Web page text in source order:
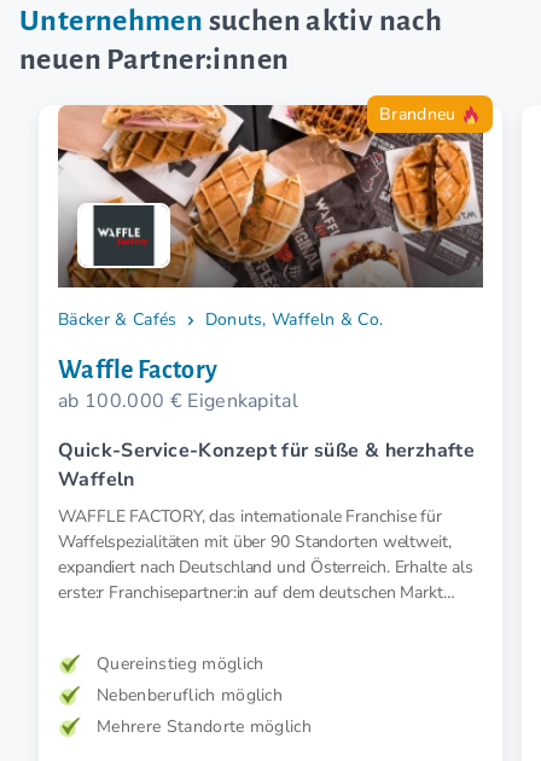
Unternehmen suchen aktiv nach
neuen Partner:innen
Brandneu
Bäcker & Cafés Donuts, Waffeln & Co.
Waffle Factory
ab 100.000 € Eigenkapital
Quick-Service-Konzept für süße & herzhafte
Waffeln
WAFFLE FACTORY, das internationale Franchise für
Waffelspezialitäten mit über 90 Standorten weltweit,
expandiert nach Deutschland und Österreich. Erhalte als
erste:r Franchisepartner:in auf dem deutschen Markt
Quereinstieg möglich
Nebenberuflich möglich
Mehrere Standorte möglich